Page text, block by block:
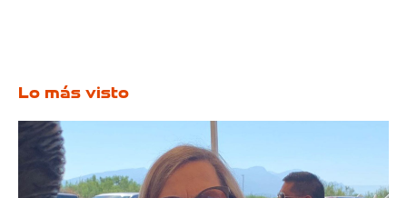
Lo más visto